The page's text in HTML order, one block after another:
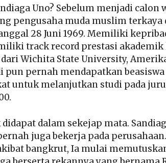
Uno? Sebelum menjadi calon
pengusaha muda muslim terkaya
28 Juni 1969. Memiliki
track record prestasi
Wichita State University,
pun pernah mendapatkan
untuk melanjutkan studi pada
dalam sekejap mata.
juga bekerja pada
bangkrut, Ia mulai